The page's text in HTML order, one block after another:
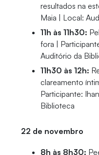
resultados na
Maia | Local:
11h às 11h30:
fora |
Auditório da
11h30 às 12h:
clareamento
Participante:
Biblioteca
22 de novembro
8h às 8h30: